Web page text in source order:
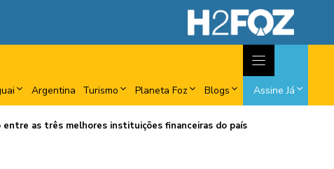
Argentina Turismo Planeta Foz Blogs Assine Já
entre as três melhores instituições financeiras do país